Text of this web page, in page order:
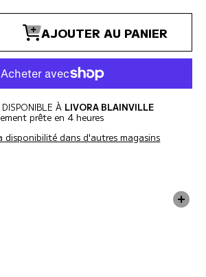
AJOUTER AU PANIER
À LIVORA BLAINVILLE
prête en 4 heures
disponibilité dans d'autres magasins